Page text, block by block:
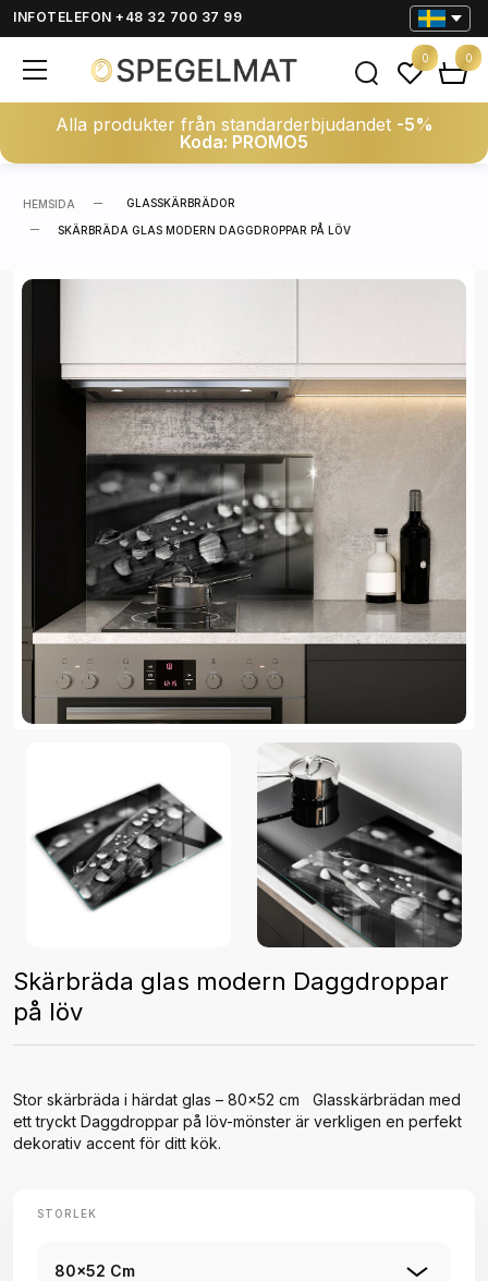
INFOTELEFON +48 32 700 37 99
Alla produkter från standarderbjudandet -5%
Koda: PROMO5
0 0
HEMSIDA GLASSKÄRBRÄDOR
SKÄRBRÄDA GLAS MODERN DAGGDROPPAR PÅ LÖV
Skärbräda glas modern Daggdroppar
på löv
Stor skärbräda i härdat glas – 80x52 cm Glasskärbrädan med
ett tryckt Daggdroppar på löv-mönster är verkligen en perfekt
dekorativ accent för ditt kök.
STORLEK
80x52 Cm